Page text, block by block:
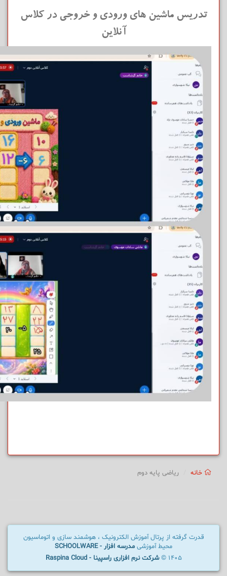
تدریس ماشین های ورودی و خروجی در کلاس
آنلاین
خانه ریاضی پایه دوم
قدرت گرفته از پرتال آموزش الکترونیک ، هوشمند سازی و اتوماسیون
محیط آموزشیمدرسه افزار - SCHOOLWARE
1405 ©
شرکت نرم افزاری راسپینا - Raspina Cloud